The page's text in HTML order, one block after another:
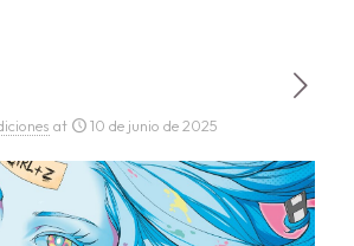
at 10 de junio de 2025